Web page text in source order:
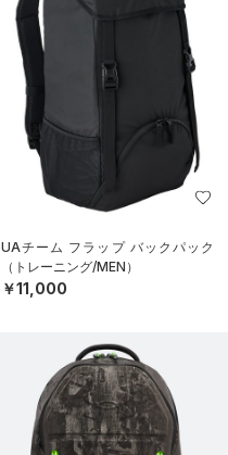
UAチーム フラップ バックパック
（トレーニング/MEN）
￥11,000